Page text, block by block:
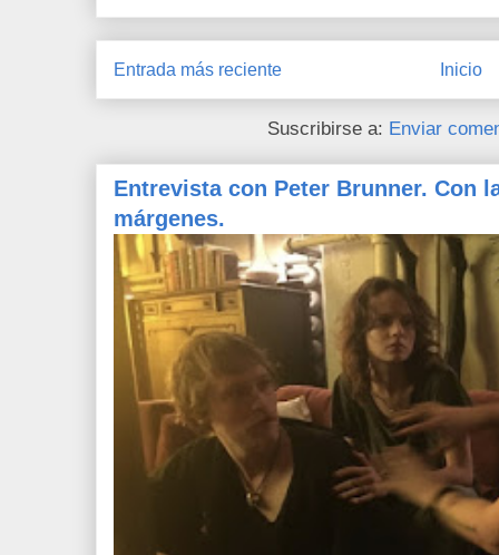
Entrada más reciente Inicio
Suscribirse a: Enviar
Entrevista con Peter Brunner. Con
márgenes.